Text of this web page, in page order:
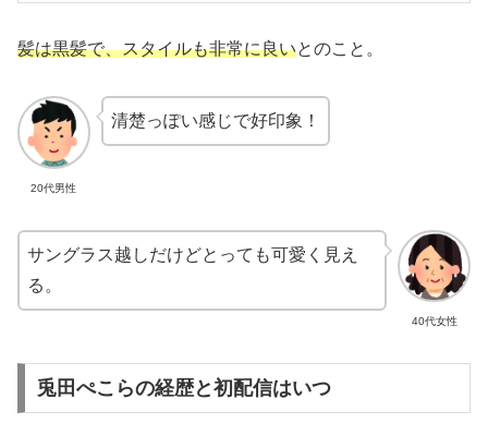
髪は黒髪で、スタイルも非常に良いとのこと。
20代男性
清楚っぽい感じで好印象！
40代女性
サングラス越しだけどとっても可愛く見え
る。
兎田ぺこらの経歴と初配信はいつ